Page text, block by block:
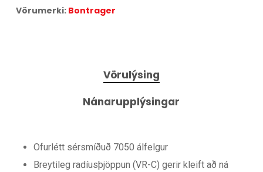
Heildarkostnaður:
17.902
Vörumerki: Bontrager
Vörulýsing
Nánarupplýsingar
Ofurlétt sérsmíðuð 7050 álfelgur
Breytileg radíusþjöppun (VR-C) gerir kleift að ná